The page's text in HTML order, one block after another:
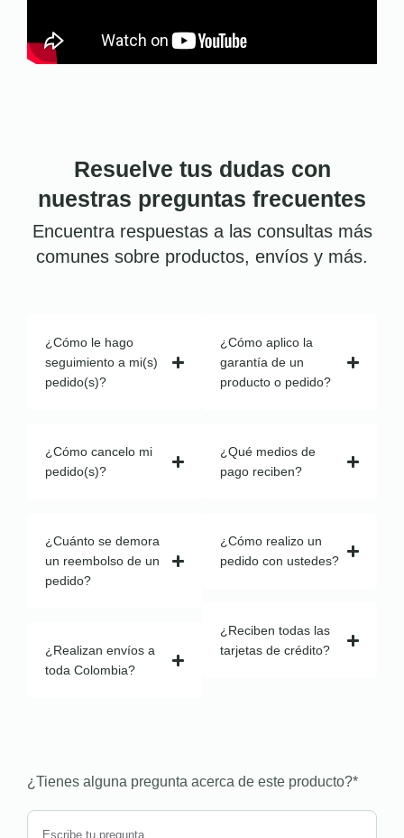
Resuelve tus dudas con
nuestras preguntas frecuentes
Encuentra respuestas a las consultas más
comunes sobre productos, envíos y más.
¿Cómo le hago
seguimiento a mi(s)
pedido(s)?
¿Cómo cancelo mi
pedido(s)?
¿Cuánto se demora
un reembolso de un
pedido?
¿Realizan envíos a
toda Colombia?
¿Cómo aplico la
garantía de un
producto o pedido?
¿Qué medios de
pago reciben?
¿Cómo realizo un
pedido con ustedes?
¿Reciben todas las
tarjetas de crédito?
¿Tienes alguna pregunta acerca de este producto?*